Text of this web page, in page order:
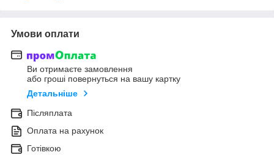
Умови оплати
Ви отримаєте замовлення
або гроші повернуться на вашу картку
Детальніше
Післяплата
Оплата на рахунок
Готівкою